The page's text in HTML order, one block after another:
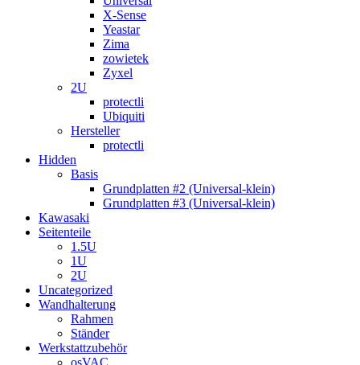
X-Sense
Yeastar
Zima
zowietek
Zyxel
2U
protectli
Ubiquiti
Hersteller
protectli
Hidden
Basis
Grundplatten #2 (Universal-klein)
Grundplatten #3 (Universal-klein)
Kawasaki
Seitenteile
1.5U
1U
2U
Uncategorized
Wandhalterung
Rahmen
Ständer
Werkstattzubehör
osVAC